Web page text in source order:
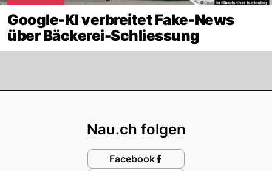
Google-KI verbreitet Fake-News
über Bäckerei-Schliessung
Nau.ch folgen
Facebook